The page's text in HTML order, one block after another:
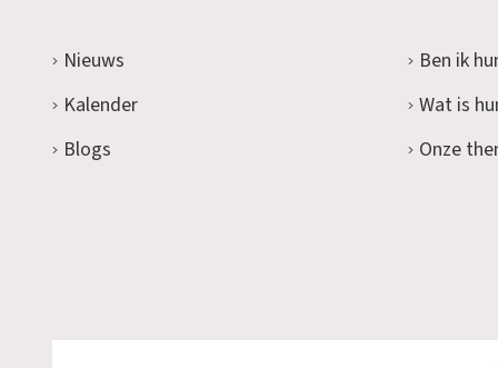
Nieuws
Kalender
Blogs
Ben ik
Wat is
Onze